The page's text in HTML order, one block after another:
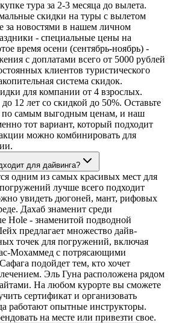
тура за 2-3 месяца до вылета.
скидки на туры с вылетом
за новостями в нашем личном
- специальные цены на
время осени (сентябрь-ноябрь) -
с доплатами всего от 5000 рублей
клиентов туристического
система скидок.
для компании от 4 взрослых.
12 лет со скидкой до 50%. Оставьте
по самым выгодным ценам, и наш
тот вариант, который подходит
можно комбинировать для
для дайвинга?
одним из самых красивых мест для
лучше всего подходит
увидеть дюгоней, мант, рифовых
Дахаб знаменит среди
Hole - знаменитой подводной
предлагает множество дайв-
точек для погружений, включая
Мохаммед с потрясающими
подойдет тем, кто хочет
Эль Гуна расположена рядом
На любом курорте вы сможете
сертификат и организовать
работают опытные инструкторы.
на месте или привезти свое.